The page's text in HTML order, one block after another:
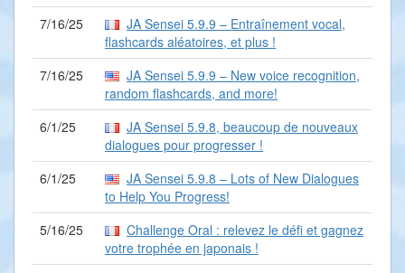
7/16/25
JA Sensei 5.9.9 – Entraînement vocal,
flashcards aléatoires, et plus !
7/16/25
JA Sensei 5.9.9 – New voice recognition,
random flashcards, and more!
6/1/25
JA Sensei 5.9.8, beaucoup de nouveaux
dialogues pour progresser !
6/1/25
JA Sensei 5.9.8 – Lots of New Dialogues
to Help You Progress!
5/16/25
Challenge Oral : relevez le défi et gagnez
votre trophée en japonais !